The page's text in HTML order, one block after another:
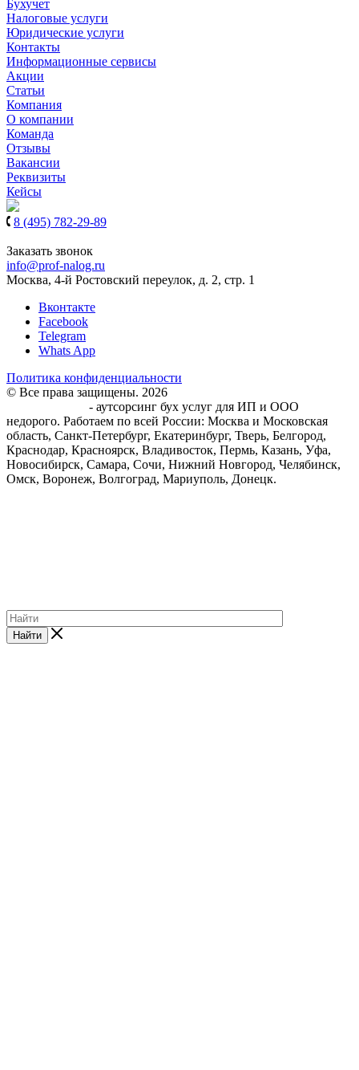
Бухучет
Налоговые услуги
Юридические услуги
Контакты
Информационные сервисы
Акции
Статьи
Компания
О компании
Команда
Отзывы
Вакансии
Реквизиты
Кейсы
8 (495) 782-29-89
Заказать звонок
info@prof-nalog.ru
Москва, 4-й Ростовский переулок, д. 2, стр. 1
Вконтакте
Facebook
Telegram
Whats App
Политика конфиденциальности
© Все права защищены. 2026
- аутсорсинг бух услуг для ИП и ООО
недорого. Работаем по всей России: Москва и Московская
область, Санкт-Петербург, Екатеринбург, Тверь, Белгород,
Краснодар, Красноярск, Владивосток, Пермь, Казань, Уфа,
Новосибирск, Самара, Сочи, Нижний Новгород, Челябинск,
Омск, Воронеж, Волгоград, Мариуполь, Донецк.
Найти